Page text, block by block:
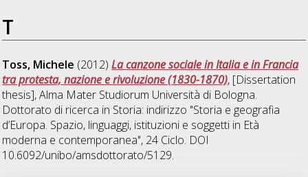
T
Toss, Michele (2012)La canzone sociale in Italia e in Francia
tra protesta, nazione e rivoluzione (1830-1870), [Dissertation
thesis], Alma Mater Studiorum Università di Bologna.
Dottorato di ricerca in Storia: indirizzo "Storia e geografia
d’Europa. Spazio, linguaggi, istituzioni e soggetti in Età
moderna e contemporanea", 24 Ciclo. DOI
10.6092/unibo/amsdottorato/5129.